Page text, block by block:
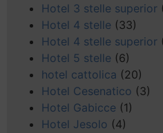
Hotel 3 stelle superior
Hotel 4 stelle (33)
Hotel 4 stelle superior
Hotel 5 stelle (6)
hotel cattolica (20)
Hotel Cesenatico (3)
Hotel Gabicce (1)
Hotel Jesolo (4)